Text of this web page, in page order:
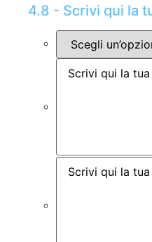
4.8 - Scrivi qui la